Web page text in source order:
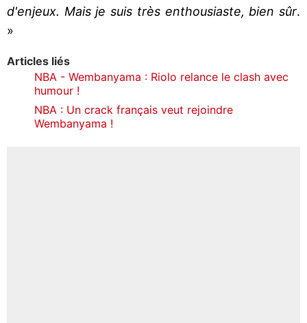
d'enjeux. Mais je suis très enthousiaste, bien sûr.
»
Articles liés
NBA - Wembanyama : Riolo relance le clash avec
humour !
NBA : Un crack français veut rejoindre
Wembanyama !